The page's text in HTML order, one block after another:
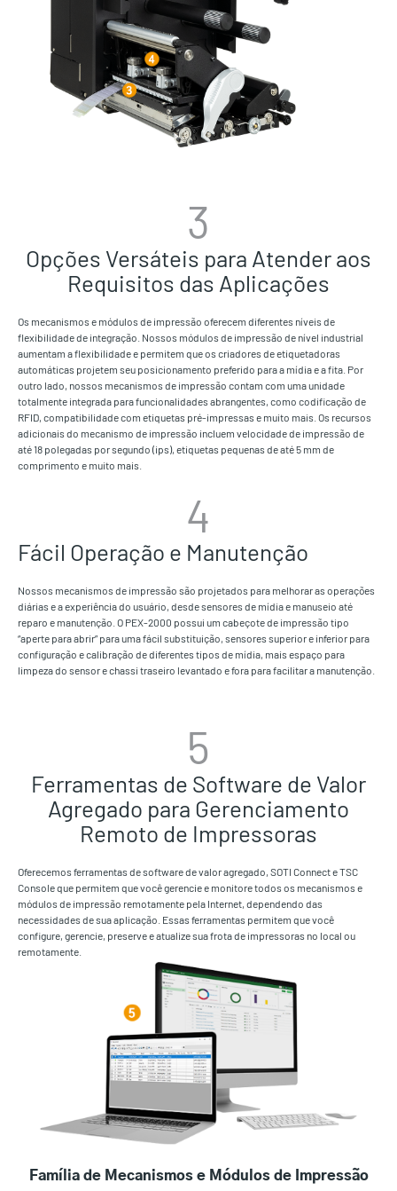
3
Opções Versáteis para Atender aos
Requisitos das Aplicações
Os mecanismos e módulos de impressão oferecem diferentes níveis de
flexibilidade de integração. Nossos módulos de impressão de nível industrial
aumentam a flexibilidade e permitem que os criadores de etiquetadoras
automáticas projetem seu posicionamento preferido para a mídia e a fita. Por
outro lado, nossos mecanismos de impressão contam com uma unidade
totalmente integrada para funcionalidades abrangentes, como codificação de
RFID, compatibilidade com etiquetas pré-impressas e muito mais. Os recursos
adicionais do mecanismo de impressão incluem velocidade de impressão de
até 18 polegadas por segundo (ips), etiquetas pequenas de até 5 mm de
comprimento e muito mais.
4
Fácil Operação e Manutenção
Nossos mecanismos de impressão são projetados para melhorar as operações
diárias e a experiência do usuário, desde sensores de mídia e manuseio até
reparo e manutenção. O PEX-2000 possui um cabeçote de impressão tipo
“aperte para abrir” para uma fácil substituição, sensores superior e inferior para
configuração e calibração de diferentes tipos de mídia, mais espaço para
limpeza do sensor e chassi traseiro levantado e fora para facilitar a manutenção.
5
Ferramentas de Software de Valor
Agregado para Gerenciamento
Remoto de Impressoras
Oferecemos ferramentas de software de valor agregado, SOTI Connect e TSC
Console que permitem que você gerencie e monitore todos os mecanismos e
módulos de impressão remotamente pela Internet, dependendo das
necessidades de sua aplicação. Essas ferramentas permitem que você
configure, gerencie, preserve e atualize sua frota de impressoras no local ou
remotamente.
Família de Mecanismos e Módulos de Impressão